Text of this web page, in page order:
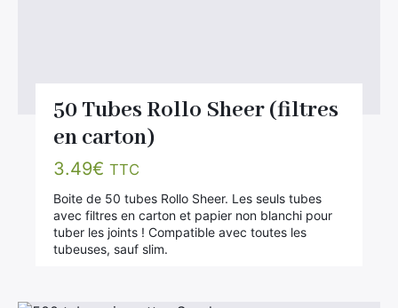
50 Tubes Rollo Sheer (filtres
en carton)
3.49€ TTC
Boite de 50 tubes Rollo Sheer. Les seuls tubes
avec filtres en carton et papier non blanchi pour
tuber les joints ! Compatible avec toutes les
tubeuses, sauf slim.